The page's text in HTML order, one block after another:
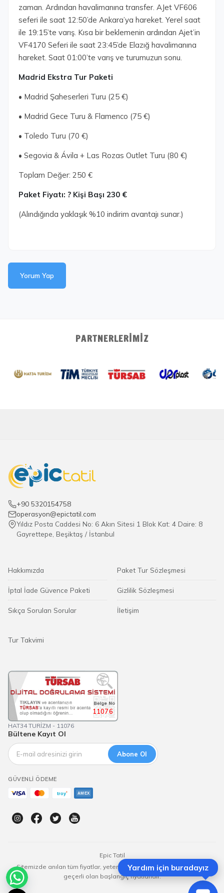
zaman. Ardından havalimanına transfer. AJet VF606
seferi ile saat 12:50’de Ankara’ya hareket. Yerel saat
ile 19:15’te varış. Kısa bir beklemenin ardından Ajet’in
VF4170 Seferi ile saat 23:45’de Elazığ havalimanına
hareket. Saat 01:00’te varış ve turumuzun sonu.
Madrid Ekstra Tur Paketi
• Madrid Şaheserleri Turu (25 €)
• Madrid Gece Turu & Flamenco (75 €)
• Toledo Turu (70 €)
• Segovia & Ávila + Las Rozas Outlet Turu (80 €)
Toplam Değer: 250 €
Paket Fiyatı: ? Kişi Başı 230 €
(Alındığında yaklaşık %10 indirim avantajı sunar.)
Yorum Yap
PARTNERLERIMIZ
+90 5320154758
operasyon@epictatil.com
Yıldız Posta Caddesi No: 6 Akın Sitesi 1 Blok Kat: 4 Daire: 8
Gayrettepe, Beşiktaş / İstanbul
Hakkımızda
İptal İade Güvence Paketi
Sıkça Sorulan Sorular
Paket Tur Sözleşmesi
Gizlilik Sözleşmesi
İletişim
Tur Takvimi
11076
HAT34 TURİZM - 11076
Bültene Kayıt Ol
Abone Ol
GÜVENLI ÖDEME
Epic Tatil
Sitemizde anılan tüm fiyatlar, yeterli kontenjan olması durumunda
geçerli olan başlangıç fiyatlarıdır.
Yardım için buradayız